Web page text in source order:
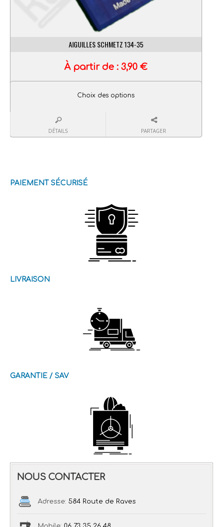
AIGUILLES SCHMETZ 134-35
À partir de :3,90€
Choix des options
DÉTAILS PARTAGER
PAIEMENT SÉCURISÉ
LIVRAISON
GARANTIE / SAV
NOUS CONTACTER
Adresse: 584 Route de Raves